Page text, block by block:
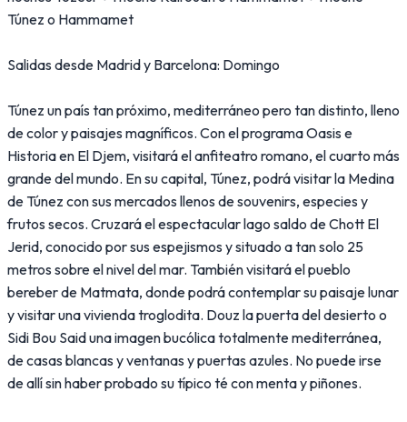
Túnez o Hammamet
Salidas desde Madrid y Barcelona: Domingo
Túnez un país tan próximo, mediterráneo pero tan distinto, lleno
de color y paisajes magníficos. Con el programa Oasis e
Historia en El Djem, visitará el anfiteatro romano, el cuarto más
grande del mundo. En su capital, Túnez, podrá visitar la Medina
de Túnez con sus mercados llenos de souvenirs, especies y
frutos secos. Cruzará el espectacular lago saldo de Chott El
Jerid, conocido por sus espejismos y situado a tan solo 25
metros sobre el nivel del mar. También visitará el pueblo
bereber de Matmata, donde podrá contemplar su paisaje lunar
y visitar una vivienda troglodita. Douz la puerta del desierto o
Sidi Bou Said una imagen bucólica totalmente mediterránea,
de casas blancas y ventanas y puertas azules. No puede irse
de allí sin haber probado su típico té con menta y piñones.